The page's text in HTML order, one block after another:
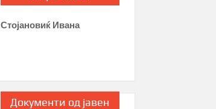
Стојановиќ Ивана
Документи од јавен